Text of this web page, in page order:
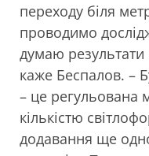
переходу біля
проводимо
думаю результати
каже Беспалов. –
– це регульована
кількістю
додавання ще